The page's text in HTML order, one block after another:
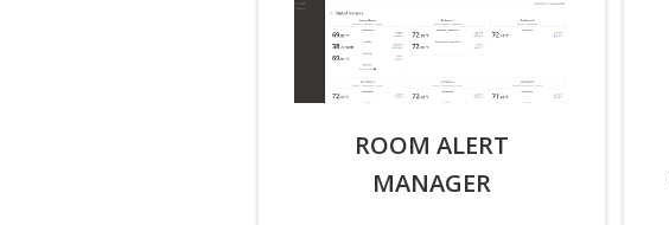
ROOM ALERT
MANAGER